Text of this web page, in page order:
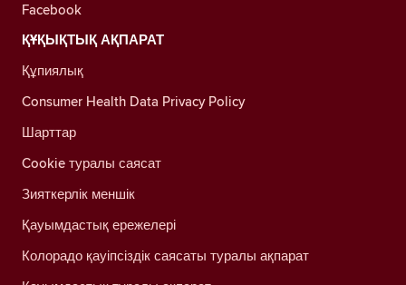
Facebook
ҚҰҚЫҚТЫҚ АҚПАРАТ
Құпиялық
Consumer Health Data Privacy Policy
Шарттар
Cookie туралы саясат
Зияткерлік меншік
Қауымдастық ережелері
Колорадо қауіпсіздік саясаты туралы ақпарат